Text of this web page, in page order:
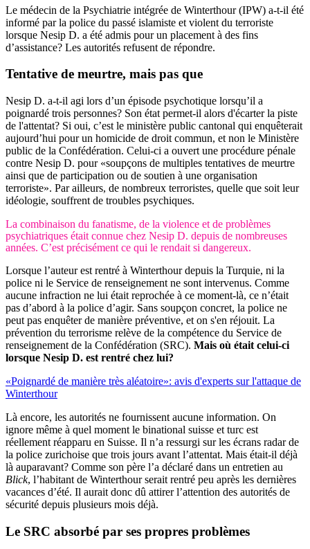
Le médecin de la Psychiatrie intégrée de Winterthour (IPW) a-t-il été
informé par la police du passé islamiste et violent du terroriste
lorsque Nesip D. a été admis pour un placement à des fins
d’assistance? Les autorités refusent de répondre.
Tentative de meurtre, mais pas que
Nesip D. a-t-il agi lors d’un épisode psychotique lorsqu’il a
poignardé trois personnes? Son état permet-il alors d'écarter la piste
de l'attentat? Si oui, c’est le ministère public cantonal qui enquêterait
aujourd’hui pour un homicide de droit commun, et non le Ministère
public de la Confédération. Celui-ci a ouvert une procédure pénale
contre Nesip D. pour «soupçons de multiples tentatives de meurtre
ainsi que de participation ou de soutien à une organisation
terroriste». Par ailleurs, de nombreux terroristes, quelle que soit leur
idéologie, souffrent de troubles psychiques.
La combinaison du fanatisme, de la violence et de problèmes
psychiatriques était connue chez Nesip D. depuis de nombreuses
années. C’est précisément ce qui le rendait si dangereux.
Lorsque l’auteur est rentré à Winterthour depuis la Turquie, ni la
police ni le Service de renseignement ne sont intervenus. Comme
aucune infraction ne lui était reprochée à ce moment-là, ce n’était
pas d’abord à la police d’agir. Sans soupçon concret, la police ne
peut pas enquêter de manière préventive, et on s'en réjouit. La
prévention du terrorisme relève de la compétence du Service de
renseignement de la Confédération (SRC). Mais où était celui-ci
lorsque Nesip D. est rentré chez lui?
«Poignardé de manière très aléatoire»: avis d'experts sur l'attaque de
Winterthour
Là encore, les autorités ne fournissent aucune information. On
ignore même à quel moment le binational suisse et turc est
réellement réapparu en Suisse. Il n’a ressurgi sur les écrans radar de
la police zurichoise que trois jours avant l’attentat. Mais était-il déjà
là auparavant? Comme son père l’a déclaré dans un entretien au
Blick, l’habitant de Winterthour serait rentré peu après les dernières
vacances d’été. Il aurait donc dû attirer l’attention des autorités de
sécurité depuis plusieurs mois déjà.
Le SRC absorbé par ses propres problèmes